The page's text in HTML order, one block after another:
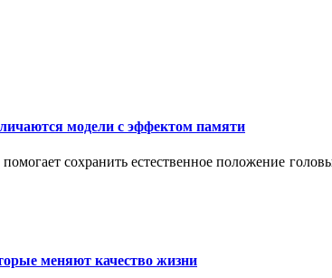
модели с эффектом памяти
сохранить естественное положение
меняют качество жизни